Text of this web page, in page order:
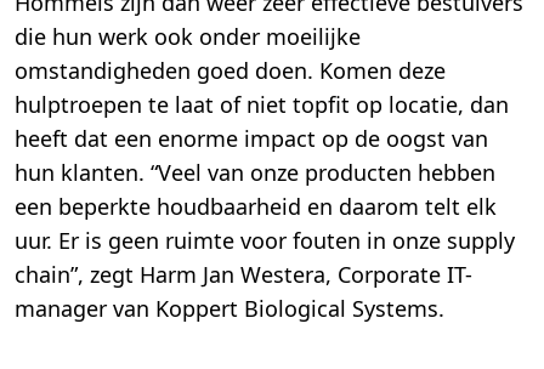
die hun werk ook onder moeilijke
omstandigheden goed doen. Komen deze
hulptroepen te laat of niet topfit op locatie, dan
heeft dat een enorme impact op de oogst van
hun klanten. “Veel van onze producten hebben
een beperkte houdbaarheid en daarom telt elk
uur. Er is geen ruimte voor fouten in onze supply
chain”, zegt Harm Jan Westera, Corporate IT-
manager van Koppert Biological Systems.